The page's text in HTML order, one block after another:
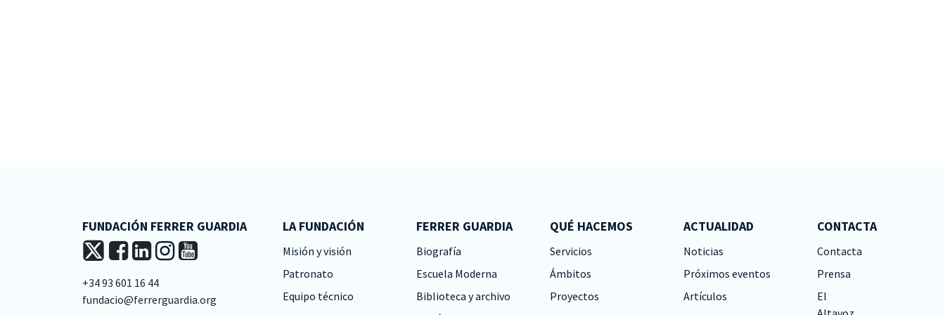
FUNDACIÓN FERRER GUARDIA
+34 93 601 16 44
fundacio@ferrerguardia.org
LA FUNDACIÓN
Misión y visión
Patronato
Equipo técnico
FERRER GUARDIA
Biografía
Escuela Moderna
Biblioteca y archivo
QUÉ HACEMOS
Servicios
Ámbitos
Proyectos
ACTUALIDAD
Noticias
Próximos eventos
Artículos
CONTACTA
Contacta
Prensa
El